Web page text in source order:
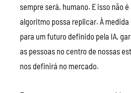
sempre será, humano. E isso não
algoritmo possa replicar. À
para um futuro definido pela IA,
as pessoas no centro de nossas
nos definirá no mercado.